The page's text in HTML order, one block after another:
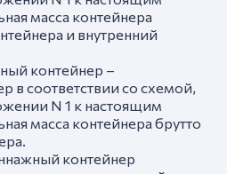
масса контейнера
и внутренний
контейнер –
в соответствии со схемой,
N 1 к настоящим
масса контейнера брутто
контейнер